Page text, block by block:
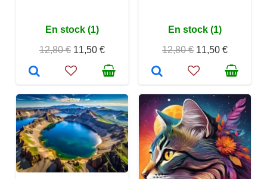
En stock (1)
12,80 € 11,50 €
En stock (1)
12,80 € 11,50 €